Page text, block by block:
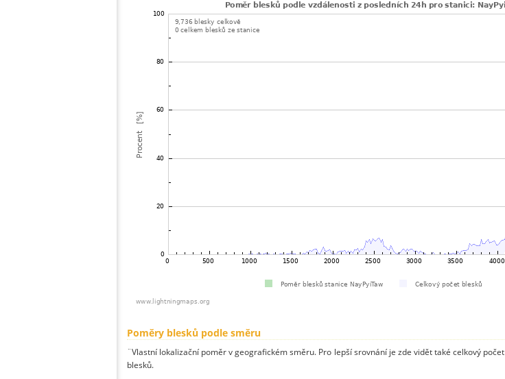
Poměry blesků podle směru
¨Vlastní lokalizační poměr v geografickém směru. Pro lepší srovnání je zde vidět také celkový počet
blesků.